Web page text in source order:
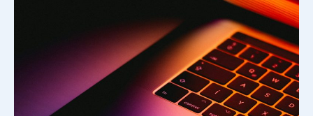
Airalo eSIM
Reisija meelespea
Platinum Club
Püsisoodustused
Boonuspunktid
Ettevõttest, kontaktid, reisikonsultandi teenus, tule
tööle, uudised...
Ettevõttest
Kontaktid